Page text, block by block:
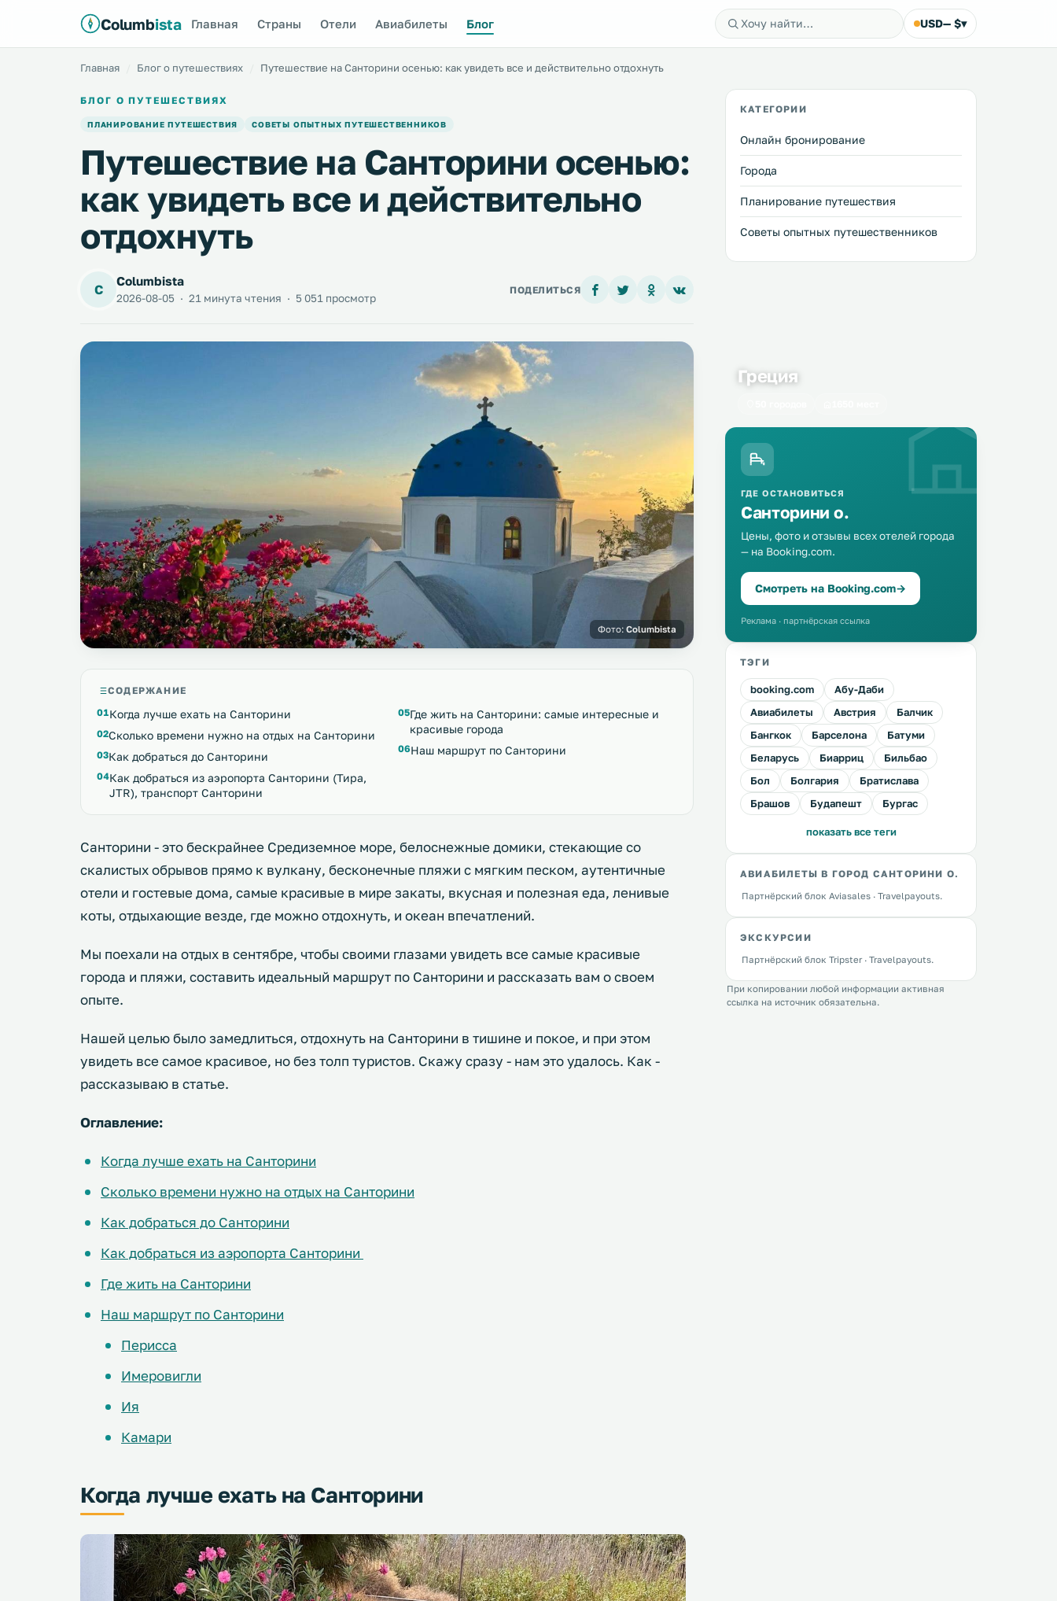
Columbista Главная Страны Отели Авиабилеты Блог USD— $▾
Главная Блог о путешествиях Путешествие на Санторини осенью: как увидеть все и действительно отдохнуть
БЛОГ О ПУТЕШЕСТВИЯХ
ПЛАНИРОВАНИЕ ПУТЕШЕСТВИЯ СОВЕТЫ ОПЫТНЫХ ПУТЕШЕСТВЕННИКОВ
Путешествие на Санторини осенью:
как увидеть все и действительно
отдохнуть
C
Columbista
2026-08-05 · 21 минута чтения · 5 051 просмотр
ПОДЕЛИТЬСЯ
Фото: Columbista
СОДЕРЖАНИЕ
Когда лучше ехать на Санторини
Сколько времени нужно на отдых на Санторини
Как добраться до Санторини
Как добраться из аэропорта Санторини (Тира,
JTR), транспорт Санторини
Где жить на Санторини: самые интересные и
красивые города
Наш маршрут по Санторини
Санторини - это бескрайнее Средиземное море, белоснежные домики, стекающие со
скалистых обрывов прямо к вулкану, бесконечные пляжи с мягким песком, аутентичные
отели и гостевые дома, самые красивые в мире закаты, вкусная и полезная еда, ленивые
коты, отдыхающие везде, где можно отдохнуть, и океан впечатлений.
Мы поехали на отдых в сентябре, чтобы своими глазами увидеть все самые красивые
города и пляжи, составить идеальный маршрут по Санторини и рассказать вам о своем
опыте.
Нашей целью было замедлиться, отдохнуть на Санторини в тишине и покое, и при этом
увидеть все самое красивое, но без толп туристов. Скажу сразу - нам это удалось. Как -
рассказываю в статье.
Оглавление:
Когда лучше ехать на Санторини
Сколько времени нужно на отдых на Санторини
Как добраться до Санторини
Как добраться из аэропорта Санторини
Где жить на Санторини
Наш маршрут по Санторини
Перисса
Имеровигли
Ия
Камари
Когда лучше ехать на Санторини
КАТЕГОРИИ
Онлайн бронирование
Города
Планирование путешествия
Советы опытных путешественников
Греция
ГДЕ ОСТАНОВИТЬСЯ
Санторини о.
Цены, фото и отзывы всех отелей города
— на Booking.com.
Смотреть на Booking.com→
Реклама · партнёрская ссылка
ТЭГИ
booking.com
Абу-Даби
Авиабилеты
Австрия
Балчик
Бангкок
Барселона
Батуми
Беларусь
Биарриц
Бильбао
Бол
Болгария
Братислава
Брашов
Будапешт Бургас
показать все теги
АВИАБИЛЕТЫ В ГОРОД САНТОРИНИ О.
Партнёрский блок Aviasales · Travelpayouts.
ЭКСКУРСИИ
Партнёрский блок Tripster · Travelpayouts.
При копировании любой информации активная
ссылка на источник обязательна.